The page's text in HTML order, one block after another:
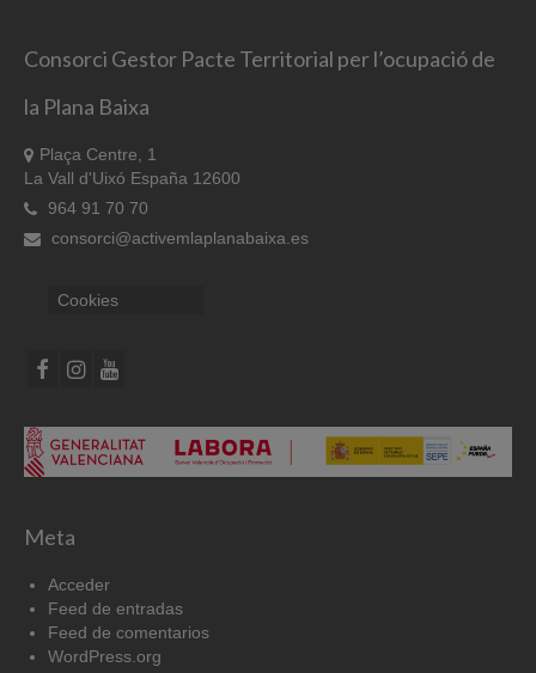
Consorci Gestor Pacte Territorial per l’ocupació de
la Plana Baixa
Plaça Centre, 1
La Vall d'Uixó España 12600
964 91 70 70
consorci@activemlaplanabaixa.es
Cookies
Meta
Acceder
Feed de entradas
Feed de comentarios
WordPress.org